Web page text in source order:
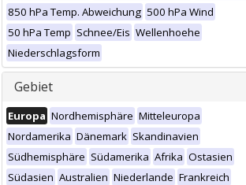
850 hPa Temp. Abweichung 500 hPa Wind
50 hPa Temp Schnee/Eis Wellenhoehe
Niederschlagsform
Gebiet
Europa Nordhemisphäre Mitteleuropa
Nordamerika Dänemark Skandinavien
Südhemisphäre Südamerika Afrika Ostasien
Südasien Australien Niederlande Frankreich